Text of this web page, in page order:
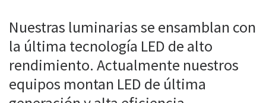
Nuestras luminarias se ensamblan con
la última tecnología LED de alto
rendimiento. Actualmente nuestros
equipos montan LED de última